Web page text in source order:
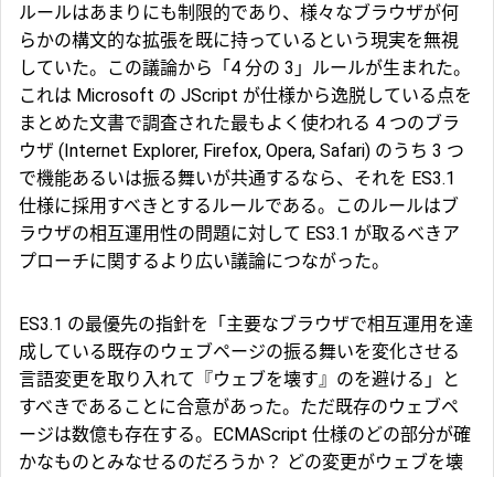
ルールはあまりにも制限的であり、様々なブラウザが何
らかの構文的な拡張を既に持っているという現実を無視
していた。この議論から「4 分の 3」ルールが生まれた。
これは Microsoft の JScript が仕様から逸脱している点を
まとめた文書で調査された最もよく使われる 4 つのブラ
ウザ (Internet Explorer, Firefox, Opera, Safari) のうち 3 つ
で機能あるいは振る舞いが共通するなら、それを ES3.1
仕様に採用すべきとするルールである。このルールはブ
ラウザの相互運用性の問題に対して ES3.1 が取るべきア
プローチに関するより広い議論につながった。
ES3.1 の最優先の指針を「主要なブラウザで相互運用を達
成している既存のウェブページの振る舞いを変化させる
言語変更を取り入れて『ウェブを壊す』のを避ける」と
すべきであることに合意があった。ただ既存のウェブペ
ージは数億も存在する。ECMAScript 仕様のどの部分が確
かなものとみなせるのだろうか？ どの変更がウェブを壊